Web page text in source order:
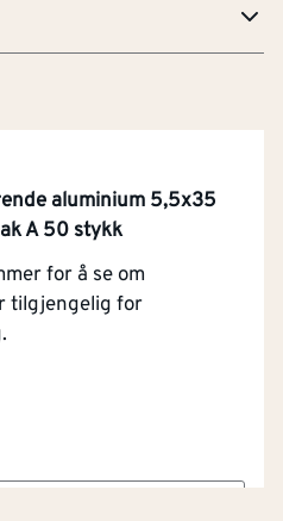
aluminium 5,5x35
A 50 stykk
for å se om
tilgjengelig for